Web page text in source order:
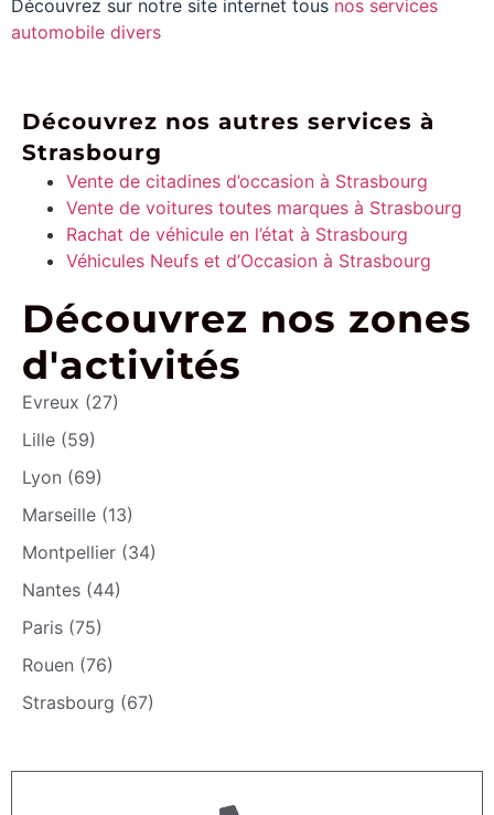
Découvrez sur notre site internet tous nos services
automobile divers
Découvrez nos autres services à
Strasbourg
Vente de citadines d’occasion à Strasbourg
Vente de voitures toutes marques à Strasbourg
Rachat de véhicule en l’état à Strasbourg
Véhicules Neufs et d’Occasion à Strasbourg
Découvrez nos zones
d'activités
Evreux (27)
Lille (59)
Lyon (69)
Marseille (13)
Montpellier (34)
Nantes (44)
Paris (75)
Rouen (76)
Strasbourg (67)